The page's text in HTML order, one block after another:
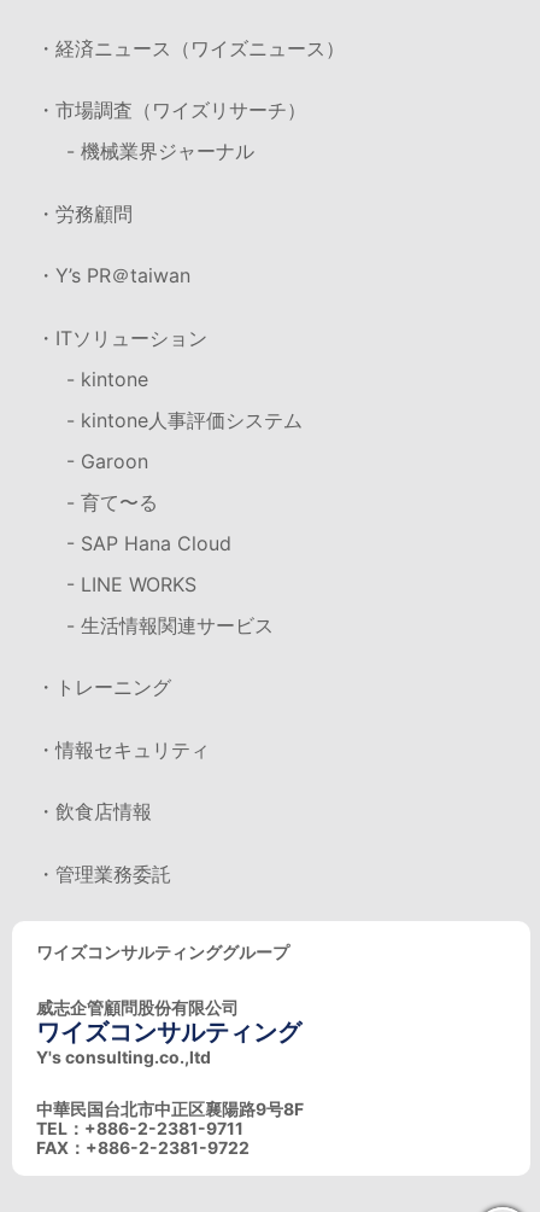
・経済ニュース（ワイズニュース）
・市場調査（ワイズリサーチ）
- 機械業界ジャーナル
・労務顧問
・Y’s PR＠taiwan
・ITソリューション
- kintone
- kintone人事評価システム
- Garoon
- 育て〜る
- SAP Hana Cloud
- LINE WORKS
- 生活情報関連サービス
・トレーニング
・情報セキュリティ
・飲食店情報
・管理業務委託
ワイズコンサルティンググループ
威志企管顧問股份有限公司
ワイズコンサルティング
Y's consulting.co.,ltd
中華民国台北市中正区襄陽路9号8F
TEL：+886-2-2381-9711
FAX：+886-2-2381-9722